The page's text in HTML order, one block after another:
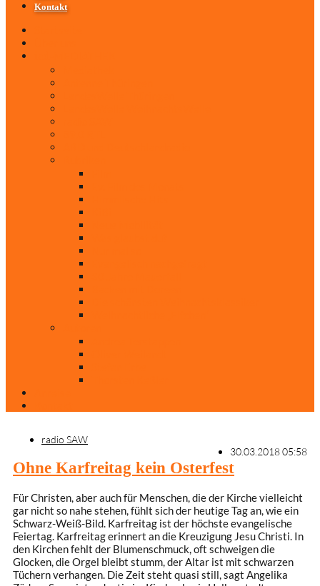
Kontakt
radio SAW
30.03.2018 05:58
Ohne Karfreitag kein Osterfest
Für Christen, aber auch für Menschen, die der Kirche vielleicht
gar nicht so nahe stehen, fühlt sich der heutige Tag an, wie ein
Schwarz-Weiß-Bild. Karfreitag ist der höchste evangelische
Feiertag. Karfreitag erinnert an die Kreuzigung Jesu Christi. In
den Kirchen fehlt der Blumenschmuck, oft schweigen die
Glocken, die Orgel bleibt stumm, der Altar ist mit schwarzen
Tüchern verhangen. Die Zeit steht quasi still, sagt Angelika